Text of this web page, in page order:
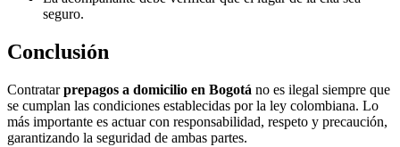
seguro.
Conclusión
Contratarprepagos a domicilio en Bogotá no es ilegal siempre que
se cumplan las condiciones establecidas por la ley colombiana. Lo
más importante es actuar con responsabilidad, respeto y precaución,
garantizando la seguridad de ambas partes.